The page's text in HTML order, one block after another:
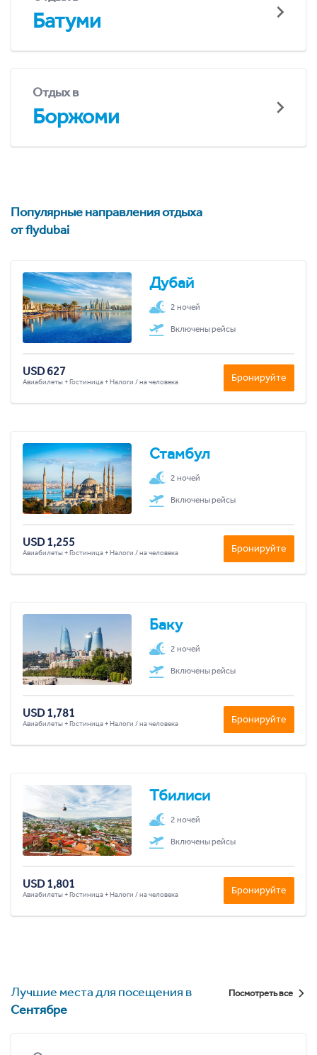
Батуми
Отдых в
Боржоми
Популярные направления отдыха
от flydubai
Дубай
2 ночей
Включены рейсы
USD 627
Авиабилеты + Гостиница + Налоги / на человека Бронируйте
Стамбул
2 ночей
Включены рейсы
USD 1,255
Авиабилеты + Гостиница + Налоги / на человека Бронируйте
Баку
2 ночей
Включены рейсы
USD 1,781
Авиабилеты + Гостиница + Налоги / на человека Бронируйте
Тбилиси
2 ночей
Включены рейсы
USD 1,801
Авиабилеты + Гостиница + Налоги / на человека Бронируйте
Лучшие места для посещения в
Сентябре
Посмотреть все